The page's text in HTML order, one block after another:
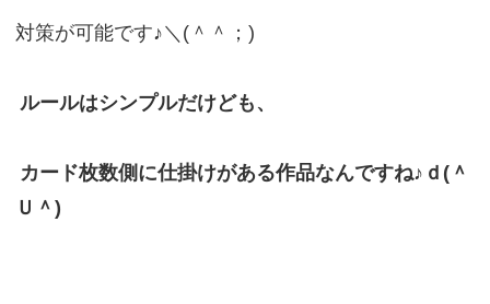
対策が可能です♪＼(＾＾；)
ルールはシンプルだけども、
カード枚数側に仕掛けがある作品なんですね♪ｄ(＾
Ｕ＾)